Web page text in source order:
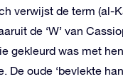
verwijst de term (al-
de ‘W’ van
gekleurd was met
De oude ‘bevlekte